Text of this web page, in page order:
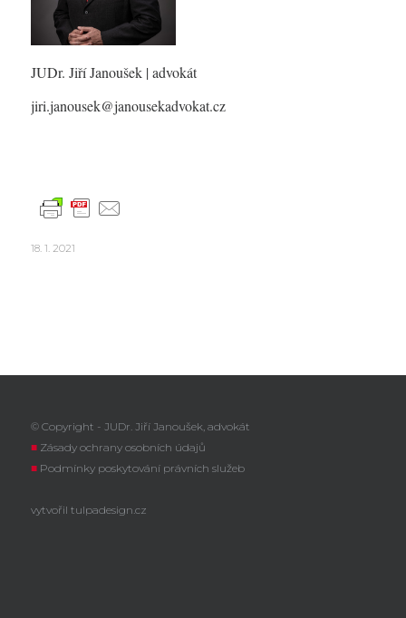
JUDr. Jiří Janoušek | advokát
jiri.janousek@janousekadvokat.cz
18. 1. 2021
© Copyright - JUDr. Jiří Janoušek, advokát
■ Zásady ochrany osobních údajů
■ Podmínky poskytování právních služeb
vytvořil tulpadesign.cz